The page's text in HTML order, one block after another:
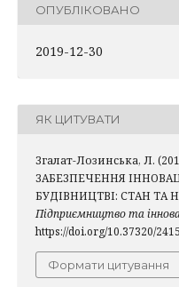
ОПУБЛІКОВАНО
2019-12-30
ЯК ЦИТУВАТИ
Згалат-Лозинська, Л.
ЗАБЕЗПЕЧЕННЯ
БУДІВНИЦТВІ: СТАН
Підприємництво та
https://doi.org/10.37320/
Формати цитування